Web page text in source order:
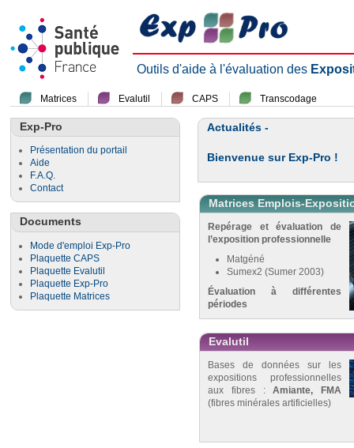
Outils d'aide à l'évaluation des
Matrices Evalutil CAPS Transcodage
Exp-Pro
Présentation du portail
Aide
F.A.Q.
Contact
Documents
Mode d'emploi Exp-Pro
Plaquette CAPS
Plaquette Evalutil
Plaquette Exp-Pro
Plaquette Matrices
Actualités -
Bienvenue sur Exp-Pro !
Matrices Emplois-
Repérage et évaluation de
l’exposition professionnelle
Matgéné
Sumex2 (Sumer 2003)
Évaluation à différentes
périodes
Evalutil
Bases de données sur les
expositions professionnelles
aux fibres :Amiante, FMA
(fibres minérales artificielles)